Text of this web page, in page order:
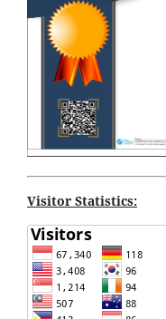
Visitor Statistics: